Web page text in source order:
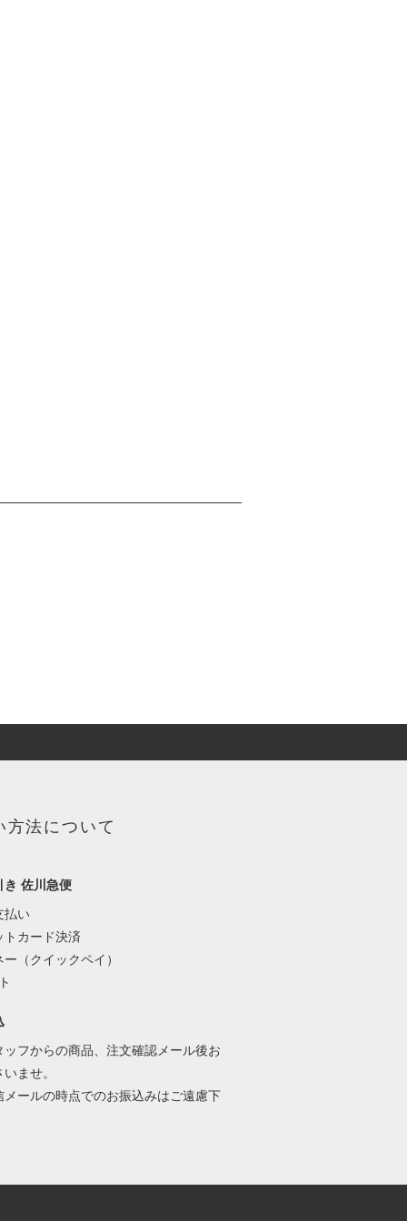
方法について
き 佐川急便
払い
トカード決済
（クイックペイ）
ッフからの商品、注文確認メール後お
ませ。
メールの時点でのお振込みはご遠慮下